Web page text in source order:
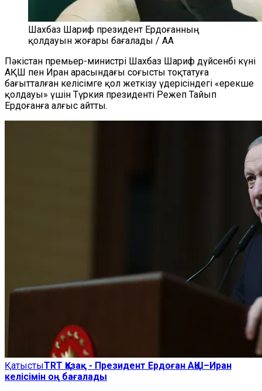
Шахбаз Шариф президент Ердоғанның
қолдауын жоғары бағалады / AA
Пәкістан премьер-министрі Шахбаз Шариф дүйсенбі күні
АҚШ пен Иран арасындағы соғысты тоқтатуға
бағытталған келісімге қол жеткізу үдерісіндегі «ерекше
қолдауы» үшін Түркия президенті Режеп Тайып
Ердоғанға алғыс айтты.
ҚатыстыTRT Қазақ - Президент Ердоған АҚШ–Иран
келісімін оң бағалады